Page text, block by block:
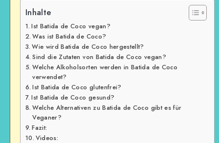
Inhalte
Ist Batida de Coco vegan?
Was ist Batida de Coco?
Wie wird Batida de Coco hergestellt?
Sind die Zutaten von Batida de Coco vegan?
Welche Alkoholsorten werden in Batida de Coco
verwendet?
Ist Batida de Coco glutenfrei?
Ist Batida de Coco gesund?
Welche Alternativen zu Batida de Coco gibt es für
Veganer?
Fazit:
Videos: